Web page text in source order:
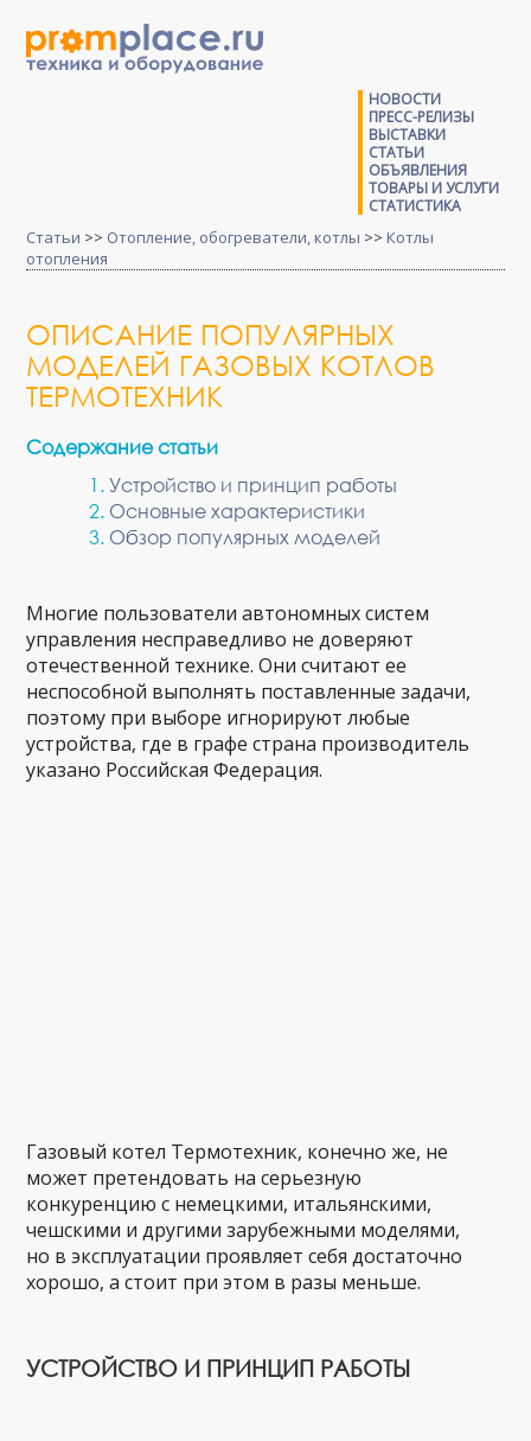
НОВОСТИ
ПРЕСС-РЕЛИЗЫ
ВЫСТАВКИ
СТАТЬИ
ОБЪЯВЛЕНИЯ
ТОВАРЫ И УСЛУГИ
СТАТИСТИКА
Статьи >> Отопление, обогреватели, котлы >> Котлы
отопления
ОПИСАНИЕ ПОПУЛЯРНЫХ
МОДЕЛЕЙ ГАЗОВЫХ КОТЛОВ
ТЕРМОТЕХНИК
Содержание статьи
Устройство и принцип работы
Основные характеристики
Обзор популярных моделей
Многие пользователи автономных систем
управления несправедливо не доверяют
отечественной технике. Они считают ее
неспособной выполнять поставленные задачи,
поэтому при выборе игнорируют любые
устройства, где в графе страна производитель
указано Российская Федерация.
Газовый котел Термотехник, конечно же, не
может претендовать на серьезную
конкуренцию с немецкими, итальянскими,
чешскими и другими зарубежными моделями,
но в эксплуатации проявляет себя достаточно
хорошо, а стоит при этом в разы меньше.
УСТРОЙСТВО И ПРИНЦИП РАБОТЫ